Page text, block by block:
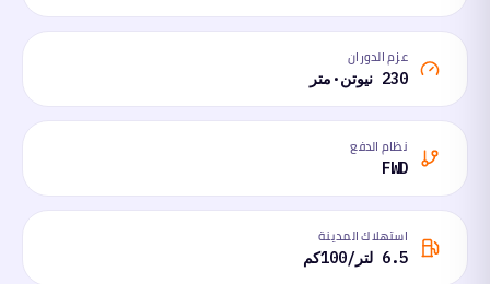
عزم الدوران
230 نيوتن·متر
نظام الدفع
FWD
استهلاك المدينة
6.5 لتر/100كم